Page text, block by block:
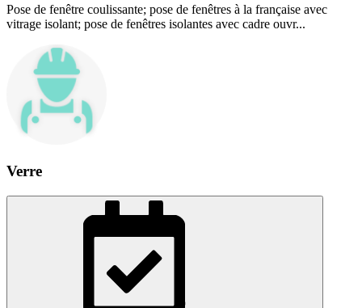
Pose de fenêtre coulissante; pose de fenêtres à la française avec
vitrage isolant; pose de fenêtres isolantes avec cadre ouvr...
Verre